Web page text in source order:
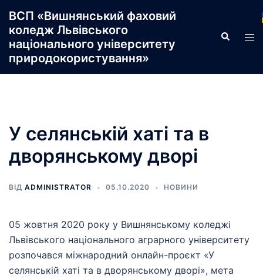
до
вмісту
ВСП «Вишнянський фаховий
коледж Львівського
національного університету
природокористування»
Пошук
У селянській хаті та в
дворянському дворі
ВІД ADMINISTRATOR 05.10.2020 НОВИНИ
05 жовтня 2020 року у Вишнянському коледжі
Львівського національного аграрного університету
розпочався міжнародний онлайн-проєкт «У
селянській хаті та в дворянському дворі», мета